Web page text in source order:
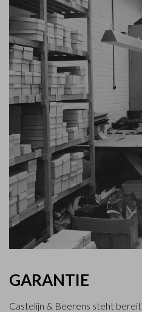
GARANTIE
Castelijn & Beerens steht